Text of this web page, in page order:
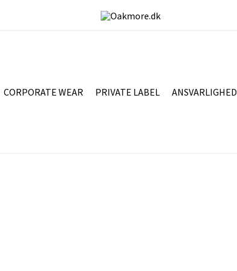
CORPORATE WEAR PRIVATE LABEL ANSVARLIGHED